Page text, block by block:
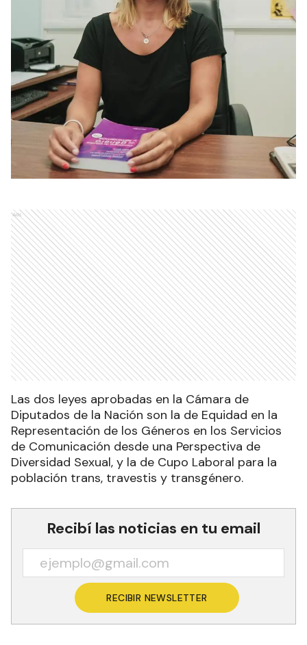
Ads
Las dos leyes aprobadas en la Cámara de
Diputados de la Nación son la de Equidad en la
Representación de los Géneros en los Servicios
de Comunicación desde una Perspectiva de
Diversidad Sexual, y la de Cupo Laboral para la
población trans, travestis y transgénero.
Recibí las noticias en tu email
RECIBIR NEWSLETTER